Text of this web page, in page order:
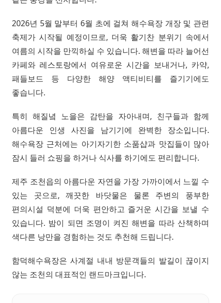
2026년 5월 말부터 6월 초에 걸쳐 해수욕장 개장 및 관련
축제가 시작될 예정이므로, 더욱 활기찬 분위기 속에서
여름의 시작을 만끽하실 수 있습니다. 해변을 따라 늘어선
카페와 레스토랑에서 여유로운 시간을 보내거나, 카약,
패들보드 등 다양한 해양 액티비티를 즐기기에도
좋습니다.
특히 해질녘 노을은 감탄을 자아내며, 친구들과 함께
아름다운 인생 사진을 남기기에 완벽한 장소입니다.
해수욕장 근처에는 아기자기한 소품샵과 맛집들이 많아
잠시 들러 쇼핑을 하거나 식사를 하기에도 편리합니다.
제주 조천읍의 아름다운 자연을 가장 가까이에서 느낄 수
있는 곳으로, 깨끗한 바닷물은 물론 주변의 풍부한
편의시설 덕분에 더욱 편안하고 즐거운 시간을 보낼 수
있습니다. 밤이 되면 조명이 켜진 해변을 따라 산책하며
색다른 낭만을 경험하는 것도 추천해 드립니다.
함덕해수욕장은 사계절 내내 방문객들의 발길이 끊이지
않는 조천의 대표적인 랜드마크입니다.